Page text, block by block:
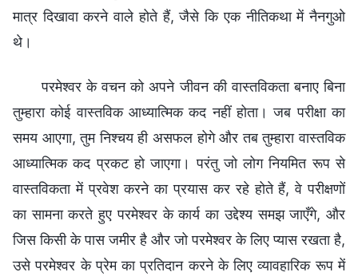
मात्र दिखावा करने वाले होते हैं, जैसे कि एक नीतिकथा में नैनगुओ
थे।
परमेश्वर के वचन को अपने जीवन की वास्तविकता बनाए बिना
तुम्हारा कोई वास्तविक आध्यात्मिक कद नहीं होता। जब परीक्षा का
समय आएगा, तुम निश्चय ही असफल होगे और तब तुम्हारा वास्तविक
आध्यात्मिक कद प्रकट हो जाएगा। परंतु जो लोग नियमित रूप से
वास्तविकता में प्रवेश करने का प्रयास कर रहे होते हैं, वे परीक्षणों
का सामना करते हुए परमेश्वर के कार्य का उद्देश्य समझ जाएँगे, और
जिस किसी के पास जमीर है और जो परमेश्वर के लिए प्यास रखता है,
उसे परमेश्वर के प्रेम का प्रतिदान करने के लिए व्यावहारिक रूप में